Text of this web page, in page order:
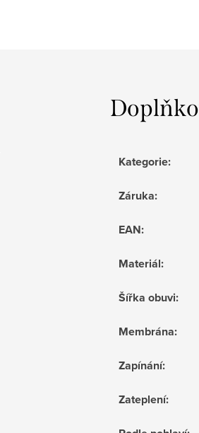
Kategorie:
Záruka:
EAN:
Materiál:
Šířka obuvi:
Membrána:
Zapínání:
Zateplení: